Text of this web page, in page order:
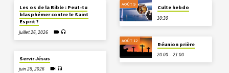
Les os de la Bible : Peut-tu
blasphémer contre le Saint
Esprit ?
juillet 26, 2026
Servir Jésus
juin 28, 2026
AOÛT 9
Culte hebdo
10:30
AOÛT 12
Réunion prière
20:00 – 21:00